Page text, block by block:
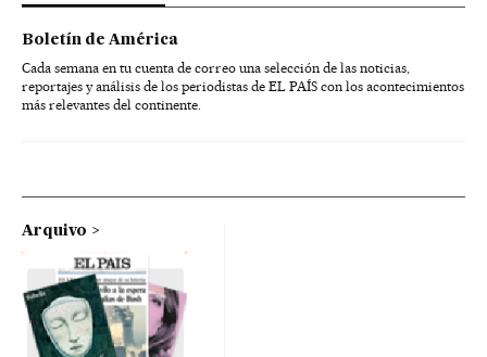
Boletín de América
Cada semana en tu cuenta de correo una selección de las noticias,
reportajes y análisis de los periodistas de EL PAÍS con los acontecimientos
más relevantes del continente.
Arquivo